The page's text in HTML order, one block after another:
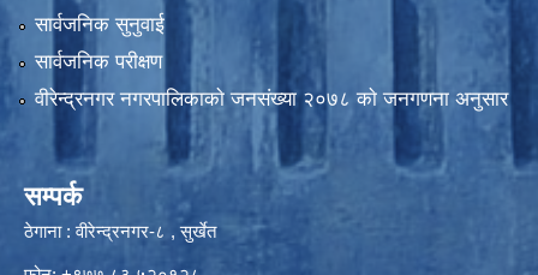
सार्वजनिक सुनुवाई
सार्वजनिक परीक्षण
वीरेन्द्रनगर नगरपालिकाकाे जनसंख्या २०७८ काे जनगणना अनुसार
सम्पर्क
ठेगाना : वीरेन्द्रनगर-८ , सुर्खेत